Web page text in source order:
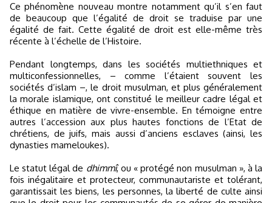
Ce phénomène nouveau montre notamment qu’il s’en faut
de beaucoup que l’égalité de droit se traduise par une
égalité de fait. Cette égalité de droit est elle-même très
récente à l’échelle de l’Histoire.
Pendant longtemps, dans les sociétés multiethniques et
multiconfessionnelles, – comme l’étaient souvent les
sociétés d’islam –, le droit musulman, et plus généralement
la morale islamique, ont constitué le meilleur cadre légal et
éthique en matière de vivre-ensemble. En témoigne entre
autres l’accession aux plus hautes fonctions de l’Etat de
chrétiens, de juifs, mais aussi d’anciens esclaves (ainsi, les
dynasties mameloukes).
Le statut légal de dhimmî, ou « protégé non musulman », à la
fois inégalitaire et protecteur, communautariste et tolérant,
garantissait les biens, les personnes, la liberté de culte ainsi